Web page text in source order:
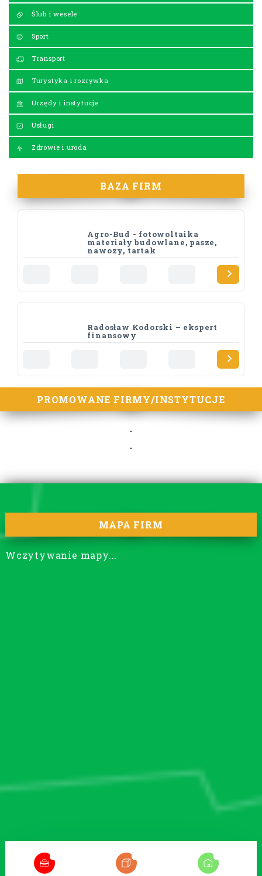
Ślub i wesele
Sport
Transport
Turystyka i rozrywka
Urzędy i instytucje
Usługi
Zdrowie i uroda
BAZA FIRM
Agro-Bud - fotowoltaika
materiały budowlane, pasze,
nawozy, tartak
Radosław Kodorski – ekspert
finansowy
PROMOWANE FIRMY/INSTYTUCJE
MAPA FIRM
Wczytywanie mapy...